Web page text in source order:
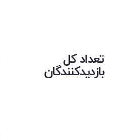
تعداد کل
بازدیدکنندگان